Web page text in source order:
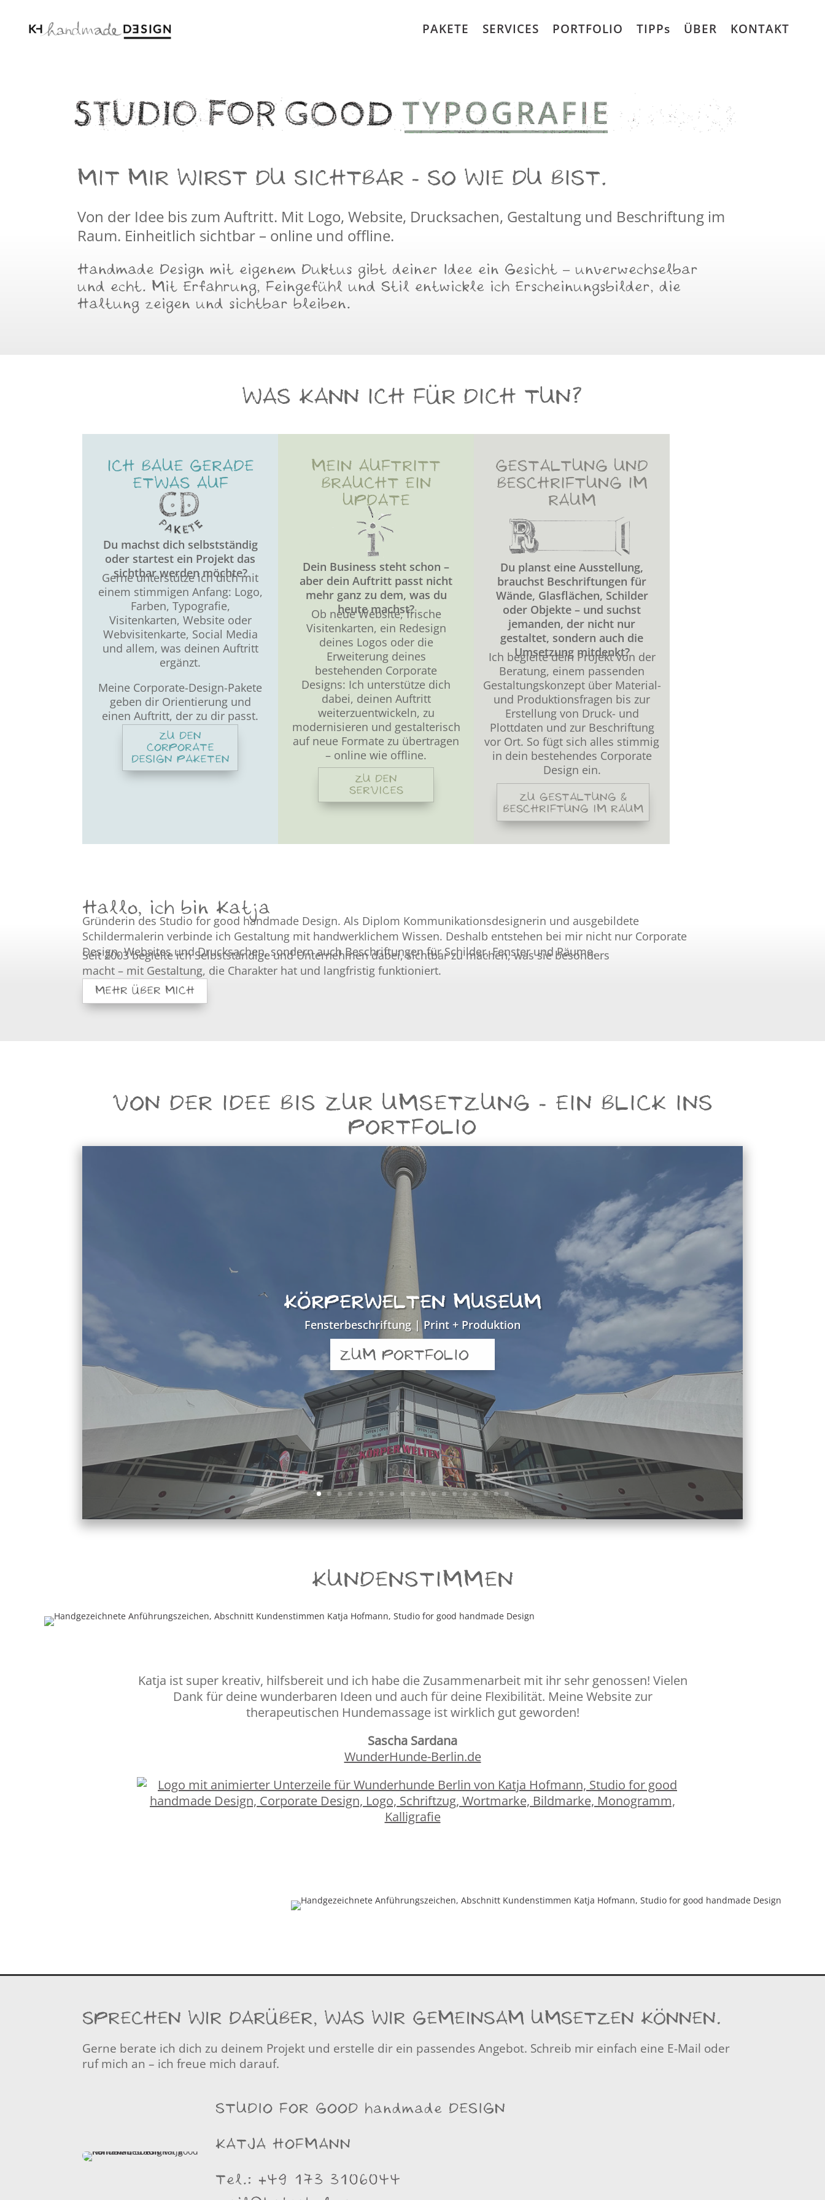
PAKETE SERVICES PORTFOLIO TIPPs ÜBER KONTAKT
MIT MIR WIRST DU SICHTBAR - SO WIE DU BIST.
Von der Idee bis zum Auftritt. Mit Logo, Website, Drucksachen, Gestaltung und Beschriftung im
Raum. Einheitlich sichtbar – online und offline.
Handmade Design mit eigenem Duktus gibt deiner Idee ein Gesicht – unverwechselbar
und echt. Mit Erfahrung, Feingefühl und Stil entwickle ich Erscheinungsbilder, die
Haltung zeigen und sichtbar bleiben.
WAS KANN ICH FÜR DICH TUN?
ICH BAUE GERADE
ETWAS AUF
Du machst dich selbstständig
oder startest ein Projekt das
sichtbar werden möchte?
Gerne unterstütze ich dich mit
einem stimmigen Anfang: Logo,
Farben, Typografie,
Visitenkarten, Website oder
Webvisitenkarte, Social Media
und allem, was deinen Auftritt
ergänzt.
Meine Corporate-Design-Pakete
geben dir Orientierung und
einen Auftritt, der zu dir passt.
ZU DEN
CORPORATE
DESIGN PAKETEN
MEIN AUFTRITT
BRAUCHT EIN
UPDATE
Dein Business steht schon –
aber dein Auftritt passt nicht
mehr ganz zu dem, was du
heute machst?
Ob neue Website, frische
Visitenkarten, ein Redesign
deines Logos oder die
Erweiterung deines
bestehenden Corporate
Designs: Ich unterstütze dich
dabei, deinen Auftritt
weiterzuentwickeln, zu
modernisieren und gestalterisch
auf neue Formate zu übertragen
– online wie offline.
ZU DEN
SERVICES
GESTALTUNG UND
BESCHRIFTUNG IM
RAUM
Du planst eine Ausstellung,
brauchst Beschriftungen für
Wände, Glasflächen, Schilder
oder Objekte – und suchst
jemanden, der nicht nur
gestaltet, sondern auch die
Umsetzung mitdenkt?
Ich begleite dein Projekt von der
Beratung, einem passenden
Gestaltungskonzept über Material-
und Produktionsfragen bis zur
Erstellung von Druck- und
Plottdaten und zur Beschriftung
vor Ort. So fügt sich alles stimmig
in dein bestehendes Corporate
Design ein.
ZU GESTALTUNG &
BESCHRIFTUNG IM RAUM
Hallo, ich bin Katja
Gründerin des Studio for good handmade Design. Als Diplom Kommunikationsdesignerin und ausgebildete
Schildermalerin verbinde ich Gestaltung mit handwerklichem Wissen. Deshalb entstehen bei mir nicht nur Corporate
Design, Websites und Drucksachen, sondern auch Beschriftungen für Schilder, Fenster und Räume.
Seit 2003 begleite ich Selbstständige und Unternehmen dabei, sichtbar zu machen, was sie besonders
macht – mit Gestaltung, die Charakter hat und langfristig funktioniert.
MEHR ÜBER MICH
VON DER IDEE BIS ZUR UMSETZUNG - EIN BLICK INS
PORTFOLIO
KÖRPERWELTEN MUSEUM
Fensterbeschriftung | Print + Produktion
ZUM PORTFOLIO
KUNDENSTIMMEN
Katja ist super kreativ, hilfsbereit und ich habe die Zusammenarbeit mit ihr sehr genossen! Vielen
Dank für deine wunderbaren Ideen und auch für deine Flexibilität. Meine Website zur
therapeutischen Hundemassage ist wirklich gut geworden!
Sascha Sardana
WunderHunde-Berlin.de
SPRECHEN WIR DARÜBER, WAS WIR GEMEINSAM UMSETZEN KÖNNEN.
Gerne berate ich dich zu deinem Projekt und erstelle dir ein passendes Angebot. Schreib mir einfach eine E-Mail oder
ruf mich an – ich freue mich darauf.
STUDIO FOR GOOD handmade DESIGN
KATJA HOFMANN
Tel.: +49 173 3106044